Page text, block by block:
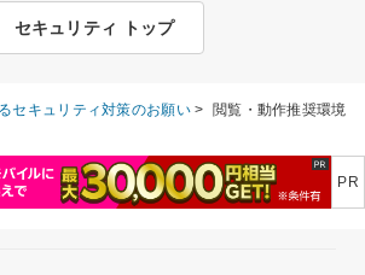
セキュリティ トップ
セキュリティ対策のお願い> 閲覧・動作推奨環境